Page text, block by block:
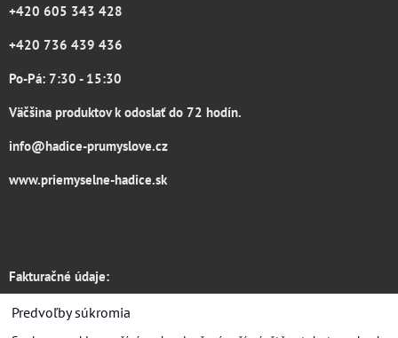
+420 605 343 428
+420 736 439 436
Po-Pá: 7:30 - 15:30
Väčšina produktov k odoslať do 72 hodín.
info@hadice-prumyslove.cz
www.priemyselne-hadice.sk
Fakturačné údaje:
Hadice RONDO s.r.o.
Predvoľby súkromia